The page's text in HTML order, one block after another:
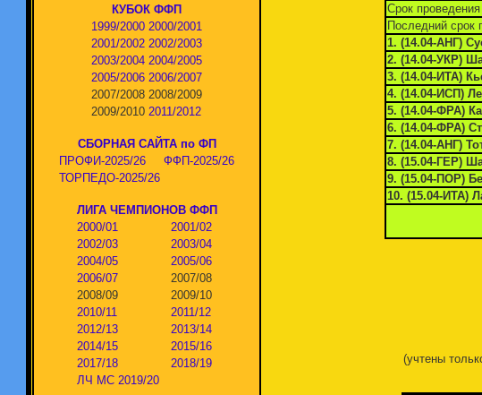
КУБОК ФФП
1999/2000 2000/2001
2001/2002 2002/2003
2003/2004 2004/2005
2005/2006 2006/2007
2007/2008 2008/2009
2009/2010 2011/2012
СБОРНАЯ САЙТА по ФП
ПРОФИ-2025/26
ФФП-2025/26
ТОРПЕДО-2025/26
ЛИГА ЧЕМПИОНОВ ФФП
2000/01
2001/02
2002/03
2003/04
2004/05
2005/06
2006/07
2007/08
2008/09
2009/10
2010/11
2011/12
2012/13
2013/14
2014/15
2015/16
2017/18
2018/19
ЛЧ МС 2019/20
Срок
Последний срок
1. (14.04-АНГ)
2. (14.04-УКР)
3. (14.04-ИТА)
4. (14.04-ИСП)
5. (14.04-ФРА)
6. (14.04-ФРА)
7. (14.04-АНГ)
8. (15.04-ГЕР)
9. (15.04-ПОР)
10. (15.04-ИТА)
(учтены